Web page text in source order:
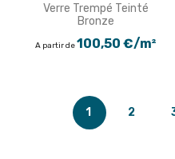
Verre Trempé Teinté
Bronze
A partir de100,50 €/m²
1 2